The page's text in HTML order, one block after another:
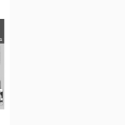
et pour s'assurer
la valeur exceptionnelle que
Visitez Jean Coutu's
the best deals and start